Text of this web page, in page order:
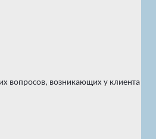
вопросов, возникающих у клиента